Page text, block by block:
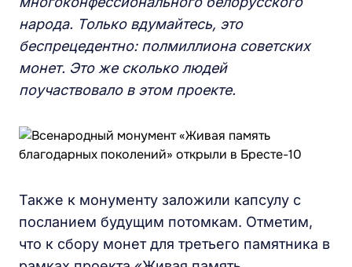
народа. Только вдумайтесь, это
беспрецедентно: полмиллиона советских
монет. Это же сколько людей
поучаствовало в этом проекте.
Также к монументу заложили капсулу с
посланием будущим потомкам. Отметим,
что к сбору монет для третьего памятника в